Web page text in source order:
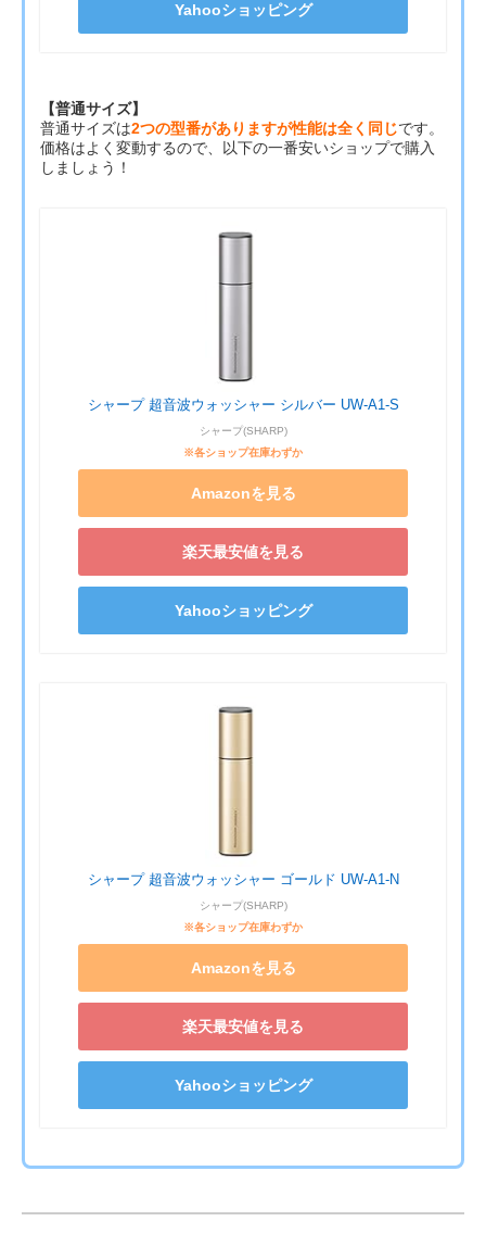
Yahooショッピング
【普通サイズ】
普通サイズは2つの型番がありますが性能は全く同じです。
価格はよく変動するので、以下の一番安いショップで購入
しましょう！
シャープ 超音波ウォッシャー シルバー UW-A1-S
シャープ(SHARP)
※各ショップ在庫わずか
Amazonを見る
楽天最安値を見る
Yahooショッピング
シャープ 超音波ウォッシャー ゴールド UW-A1-N
シャープ(SHARP)
※各ショップ在庫わずか
Amazonを見る
楽天最安値を見る
Yahooショッピング